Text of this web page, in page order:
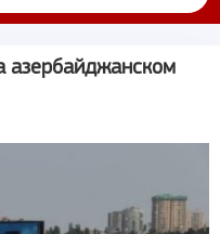
азербайджанском